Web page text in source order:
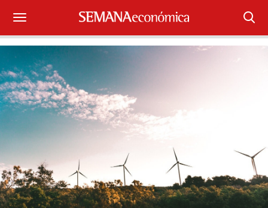
Suscríbase
Iniciar sesión
Portada
Sectores y Empresas
Management